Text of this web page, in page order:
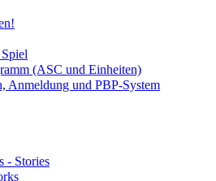
(ASC und Einheiten)
Anmeldung und PBP-System
- Stories